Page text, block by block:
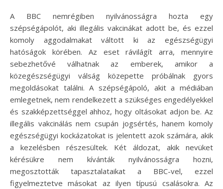
A BBC nemrégiben nyilvánosságra hozta egy
szépségápolót, aki illegális vakcinákat adott be, és ezzel
komoly aggodalmakat váltott ki az egészségügyi
hatóságok körében. Az eset rávilágít arra, mennyire
sebezhetővé válhatnak az emberek, amikor a
közegészségügyi válság közepette próbálnak gyors
megoldásokat találni. A szépségápoló, akit a médiában
emlegetnek, nem rendelkezett a szükséges engedélyekkel
és szakképzettséggel ahhoz, hogy oltásokat adjon be. Az
illegális vakcinálás nem csupán jogsértés, hanem komoly
egészségügyi kockázatokat is jelentett azok számára, akik
a kezelésben részesültek. Két áldozat, akik nevüket
kérésükre nem kívánták nyilvánosságra hozni,
megosztották tapasztalataikat a BBC-vel, ezzel
figyelmeztetve másokat az ilyen típusú csalásokra. Az